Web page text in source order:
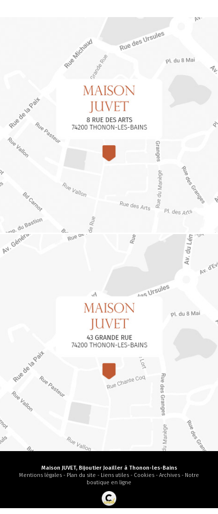
Maison JUVET, Bijoutier Joailler à Thonon-les-Bains
Mentions légales - Plan du site - Liens utiles - Cookies - Archives - Notre
boutique en ligne